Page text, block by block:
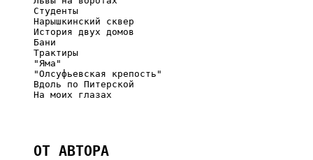
     Студенты
     Нарышкинский сквер
     История двух домов
     Бани
     Трактиры
     "Яма"
     "Олсуфьевская крепость"
     Вдоль по Питерской
     На моих глазах
ОТ АВТОРА